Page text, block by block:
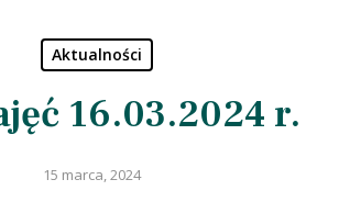
Aktualności
16.03.2024 r.
15 marca, 2024